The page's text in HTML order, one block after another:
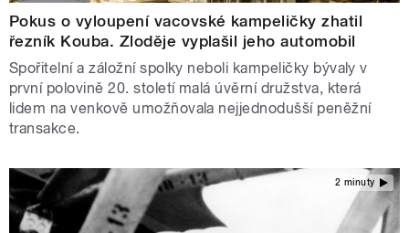
Pokus o vyloupení vacovské kampeličky zhatil
řezník Kouba. Zloděje vyplašil jeho automobil
Spořitelní a záložní spolky neboli kampeličky bývaly v
první polovině 20. století malá úvěrní družstva, která
lidem na venkově umožňovala nejjednodušší peněžní
transakce.
2 minuty